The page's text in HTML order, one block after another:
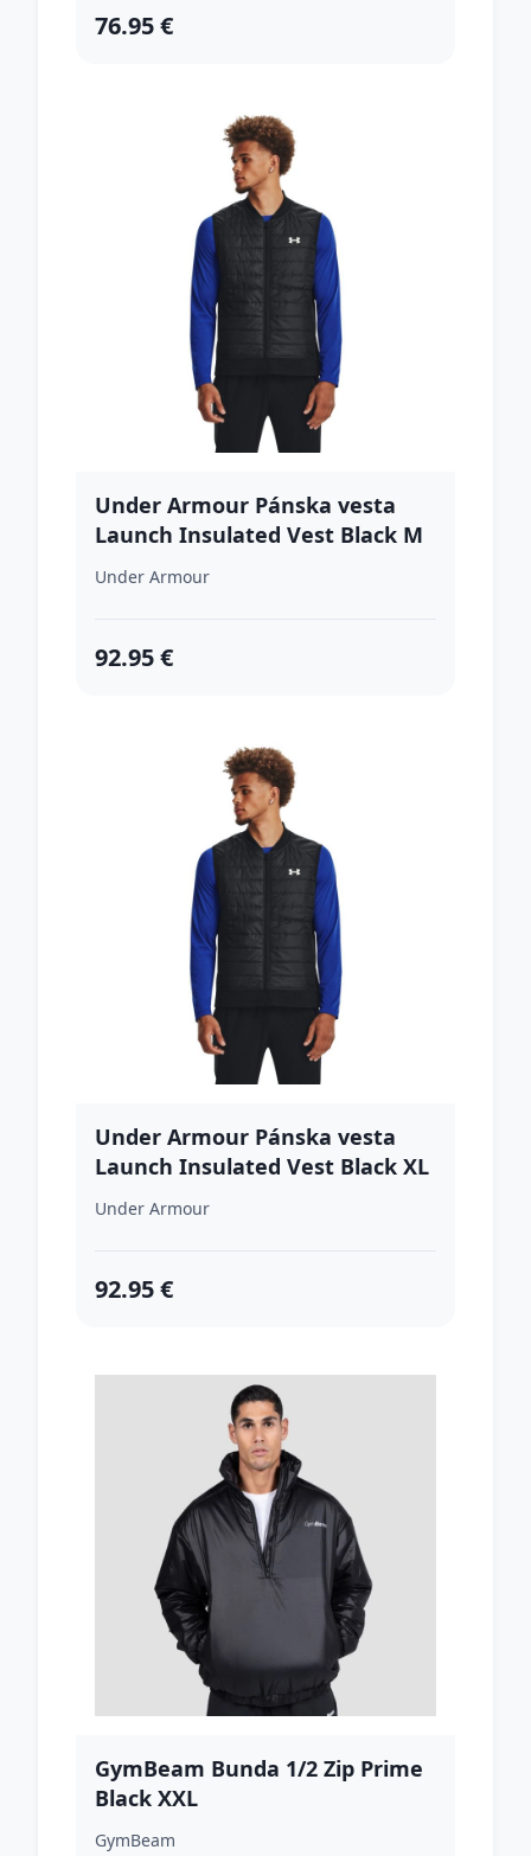
76.95 €
Under Armour Pánska vesta
Launch Insulated Vest Black M
Under Armour
92.95 €
Under Armour Pánska vesta
Launch Insulated Vest Black XL
Under Armour
92.95 €
GymBeam Bunda 1/2 Zip Prime
Black XXL
GymBeam